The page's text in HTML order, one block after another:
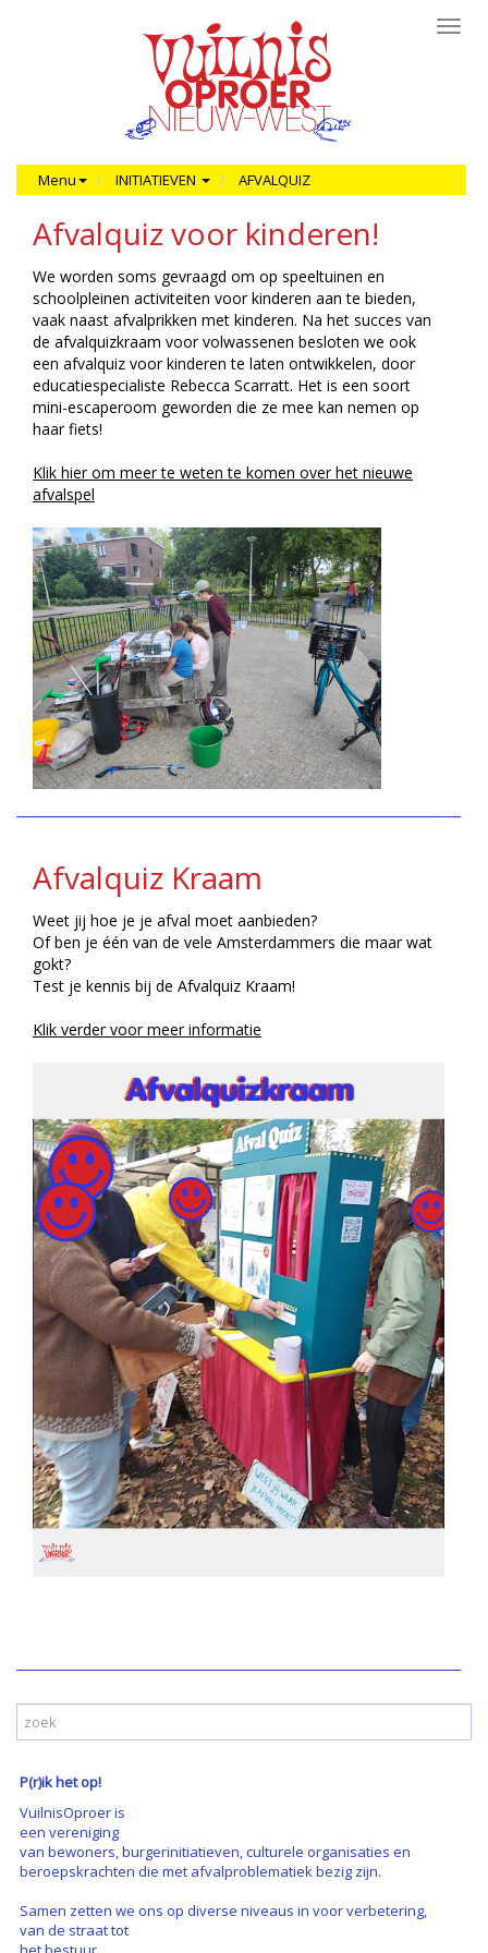
Menu INITIATIEVEN AFVALQUIZ
Afvalquiz voor kinderen!
We worden soms gevraagd om op speeltuinen en
schoolpleinen activiteiten voor kinderen aan te bieden,
vaak naast afvalprikken met kinderen. Na het succes van
de afvalquizkraam voor volwassenen besloten we ook
een afvalquiz voor kinderen te laten ontwikkelen, door
educatiespecialiste Rebecca Scarratt. Het is een soort
mini-escaperoom geworden die ze mee kan nemen op
haar fiets!
Klik hier om meer te weten te komen over het nieuwe
afvalspel
Afvalquiz Kraam
Weet jij hoe je je afval moet aanbieden?
Of ben je één van de vele Amsterdammers die maar wat
gokt?
Test je kennis bij de Afvalquiz Kraam!
Klik verder voor meer informatie
P(r)ik het op!
VuilnisOproer is
een vereniging
van bewoners, burgerinitiatieven, culturele organisaties en
beroepskrachten die met afvalproblematiek bezig zijn.
Samen zetten we ons op diverse niveaus in voor verbetering,
van de straat tot